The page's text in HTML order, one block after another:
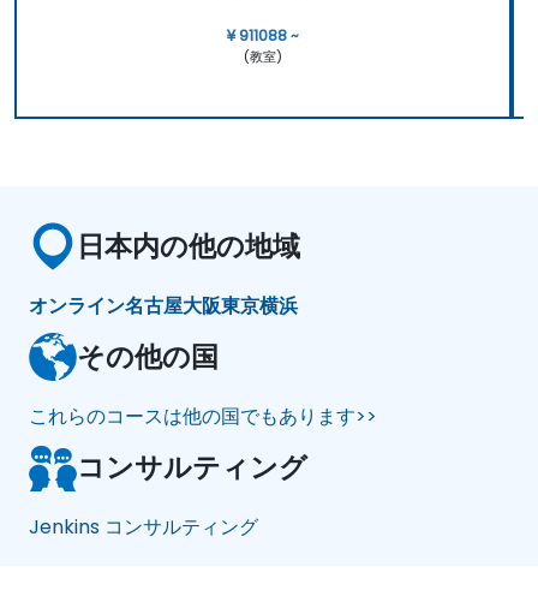
¥ 911088 ~
(教室)
日本内の他の地域
オンライン名古屋大阪東京横浜
その他の国
これらのコースは他の国でもあります>>
コンサルティング
Jenkins コンサルティング